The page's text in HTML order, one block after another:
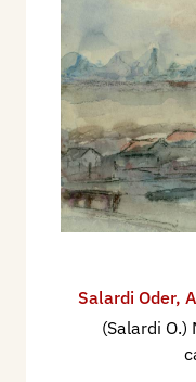
Salardi Oder,
(Salardi